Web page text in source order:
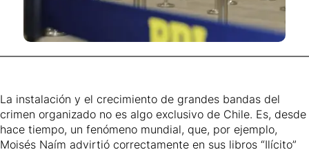
La instalación y el crecimiento de grandes bandas del
crimen organizado no es algo exclusivo de Chile. Es, desde
hace tiempo, un fenómeno mundial, que, por ejemplo,
Moisés Naím advirtió correctamente en sus libros “Ilícito”